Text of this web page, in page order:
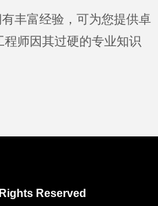
丰富经验，可为您提供卓
师因其过硬的专业知识
Reserved